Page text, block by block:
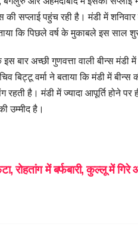
की सप्लाई पहुंच रही है। मंडी में
कि पिछले वर्ष के मुकाबले इस साल
बार अच्छी गुणवत्ता वाली बीन्स मंडी
बिट्टू वर्मा ने बताया कि मंडी में
रहती है। मंडी में ज्यादा आपूर्ति होने
उम्मीद है।
रोहतांग में बर्फबारी, कुल्लू में